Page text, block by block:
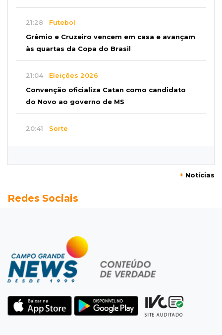
21:28 Futebol
Grêmio e Cruzeiro vencem em casa e avançam
às quartas da Copa do Brasil
21:04 Eleições 2026
Convenção oficializa Catan como candidato
do Novo ao governo de MS
20:41 Sorte
Com 11 gatos, morador pede fim do abandono
Justiça
Ex-PM deixa prisão para tratamento médico 5
meses após ser capturado
Júri condena a 25 anos homem que atropelou
esposa em frente aos filhos
+ Notícias
Redes Sociais